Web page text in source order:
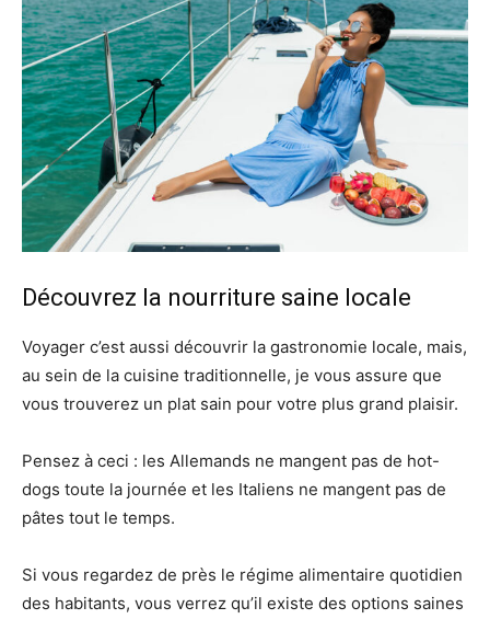
Découvrez la nourriture saine locale
Voyager c’est aussi découvrir la gastronomie locale, mais,
au sein de la cuisine traditionnelle, je vous assure que
vous trouverez un plat sain pour votre plus grand plaisir.
Pensez à ceci : les Allemands ne mangent pas de hot-
dogs toute la journée et les Italiens ne mangent pas de
pâtes tout le temps.
Si vous regardez de près le régime alimentaire quotidien
des habitants, vous verrez qu’il existe des options saines